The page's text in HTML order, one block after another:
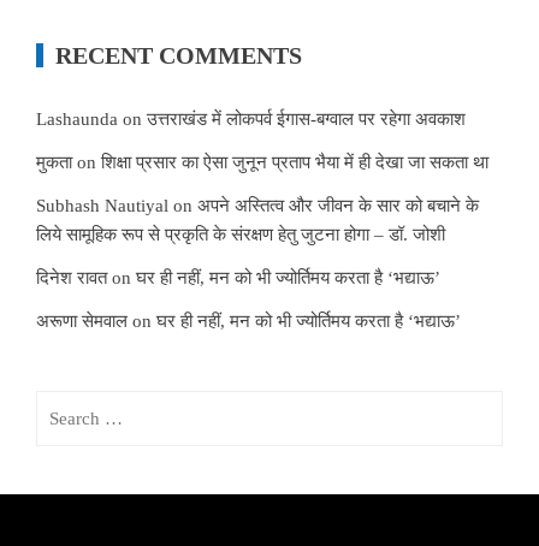
RECENT COMMENTS
Lashaunda onउत्तराखंड में लोकपर्व ईगास-बग्वाल पर रहेगा अवकाश
मुकताonशिक्षा प्रसार का ऐसा जुनून प्रताप भैया में ही देखा जा सकता था
Subhash Nautiyal on अपने अस्तित्व और जीवन के सार को बचाने के
लिये सामूहिक रूप से प्रकृति के संरक्षण हेतु जुटना होगा – डॉ. जोशी
दिनेश रावतonघर ही नहीं, मन को भी ज्योर्तिमय करता है ‘भद्याऊ’
अरूणा सेमवाल onघर ही नहीं, मन को भी ज्योर्तिमय करता है ‘भद्याऊ’